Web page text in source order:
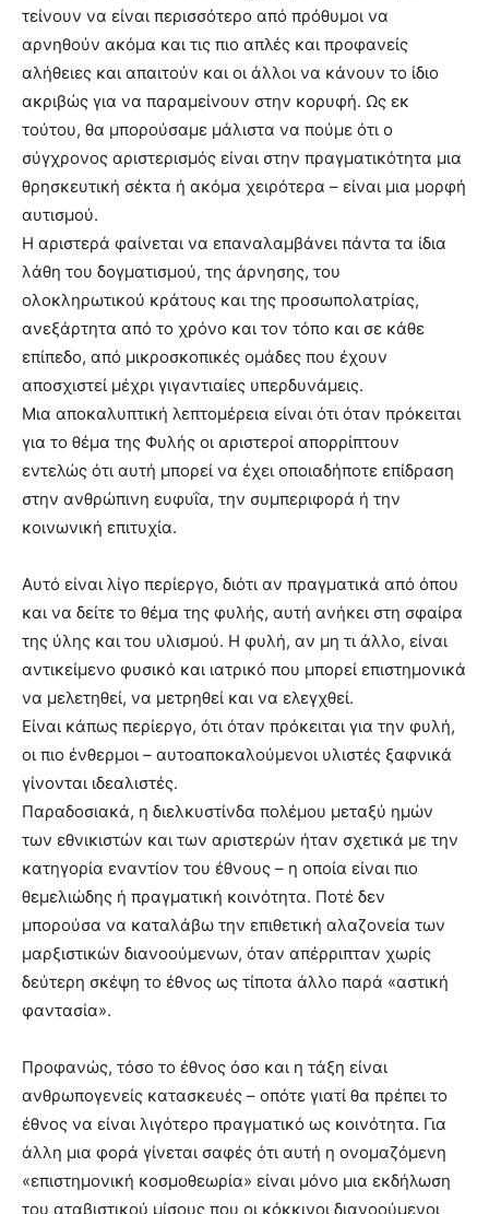
τείνουν να είναι περισσότερο από πρόθυμοι να
αρνηθούν ακόμα και τις πιο απλές και προφανείς
αλήθειες και απαιτούν και οι άλλοι να κάνουν το ίδιο
ακριβώς για να παραμείνουν στην κορυφή. Ως εκ
τούτου, θα μπορούσαμε μάλιστα να πούμε ότι ο
σύγχρονος αριστερισμός είναι στην πραγματικότητα μια
θρησκευτική σέκτα ή ακόμα χειρότερα – είναι μια μορφή
αυτισμού.
Η αριστερά φαίνεται να επαναλαμβάνει πάντα τα ίδια
λάθη του δογματισμού, της άρνησης, του
ολοκληρωτικού κράτους και της προσωπολατρίας,
ανεξάρτητα από το χρόνο και τον τόπο και σε κάθε
επίπεδο, από μικροσκοπικές ομάδες που έχουν
αποσχιστεί μέχρι γιγαντιαίες υπερδυνάμεις.
Μια αποκαλυπτική λεπτομέρεια είναι ότι όταν πρόκειται
για το θέμα της Φυλής οι αριστεροί απορρίπτουν
εντελώς ότι αυτή μπορεί να έχει οποιαδήποτε επίδραση
στην ανθρώπινη ευφυΐα, την συμπεριφορά ή την
κοινωνική επιτυχία.
Αυτό είναι λίγο περίεργο, διότι αν πραγματικά από όπου
και να δείτε το θέμα της φυλής, αυτή ανήκει στη σφαίρα
της ύλης και του υλισμού. Η φυλή, αν μη τι άλλο, είναι
αντικείμενο φυσικό και ιατρικό που μπορεί επιστημονικά
να μελετηθεί, να μετρηθεί και να ελεγχθεί.
Είναι κάπως περίεργο, ότι όταν πρόκειται για την φυλή,
οι πιο ένθερμοι – αυτοαποκαλούμενοι υλιστές ξαφνικά
γίνονται ιδεαλιστές.
Παραδοσιακά, η διελκυστίνδα πολέμου μεταξύ ημών
των εθνικιστών και των αριστερών ήταν σχετικά με την
κατηγορία εναντίον του έθνους – η οποία είναι πιο
θεμελιώδης ή πραγματική κοινότητα. Ποτέ δεν
μπορούσα να καταλάβω την επιθετική αλαζονεία των
μαρξιστικών διανοούμενων, όταν απέρριπταν χωρίς
δεύτερη σκέψη το έθνος ως τίποτα άλλο παρά «αστική
φαντασία».
Προφανώς, τόσο το έθνος όσο και η τάξη είναι
ανθρωπογενείς κατασκευές – οπότε γιατί θα πρέπει το
έθνος να είναι λιγότερο πραγματικό ως κοινότητα. Για
άλλη μια φορά γίνεται σαφές ότι αυτή η ονομαζόμενη
«επιστημονική κοσμοθεωρία» είναι μόνο μια εκδήλωση
του αταβιστικού μίσους που οι κόκκινοι διανοούμενοι